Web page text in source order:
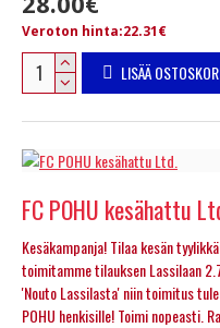
Veroton hinta:22.31€
LISÄÄ
FC POHU kesähattu
Kesäkampanja! Tilaa kesän
toimitamme tilauksen Lassilaan
'Nouto Lassilasta' niin toimitus
POHU henkisille! Toimi nopeasti.